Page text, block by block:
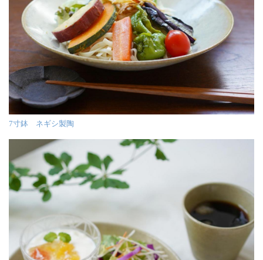
7寸鉢 ネギシ製陶